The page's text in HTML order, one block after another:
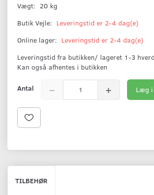
Vægt: 20 kg
Butik Vejle: Leveringstid er 2-4 dag(e)
Online lager: Leveringstid er 2-4 dag(e)
Leveringstid fra butikken/ lageret 1-3
Kan også afhentes i butikken
Antal Læg
TILBEHØR